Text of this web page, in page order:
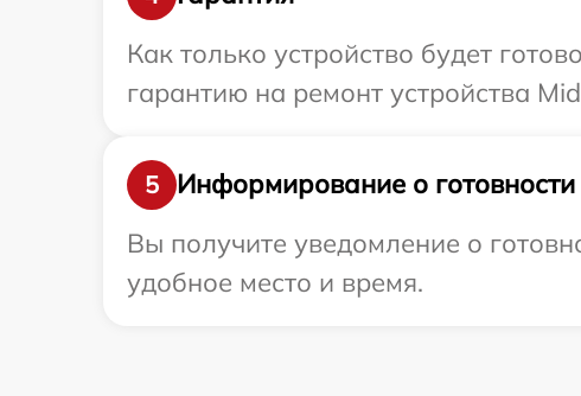
Как только устройство будет
гарантию на ремонт устройства
5
Информирование о готовности
Вы получите уведомление о
удобное место и время.